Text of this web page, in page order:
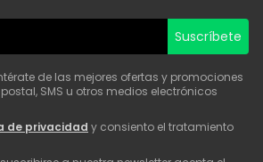
Suscríbete
de las mejores ofertas y promociones
SMS u otros medios electrónicos
de privacidad y consiento el tratamiento